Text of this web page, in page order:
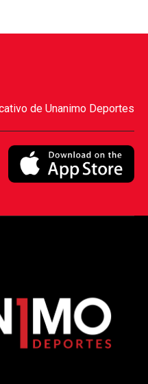
de Unanimo Deportes